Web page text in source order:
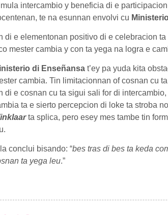
intercambio y beneficia di e
te na esunnan envolvi cu
di e elementonan positivo di e celebracion
mester cambia y con ta yega na logra e
di Enseñansa t’ey pa yuda kita
cambia. Tin limitacionnan of cosnan cu
di e cosnan cu ta sigui sali for di
ta e sierto percepcion di loke ta stroba
ta splica, pero esey mes tambe tin
conclui bisando: “bes tras di bes ta keda
ta yega leu.”